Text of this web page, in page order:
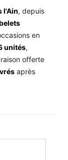
l'Ain, depuis
en
unités,
offerte
après